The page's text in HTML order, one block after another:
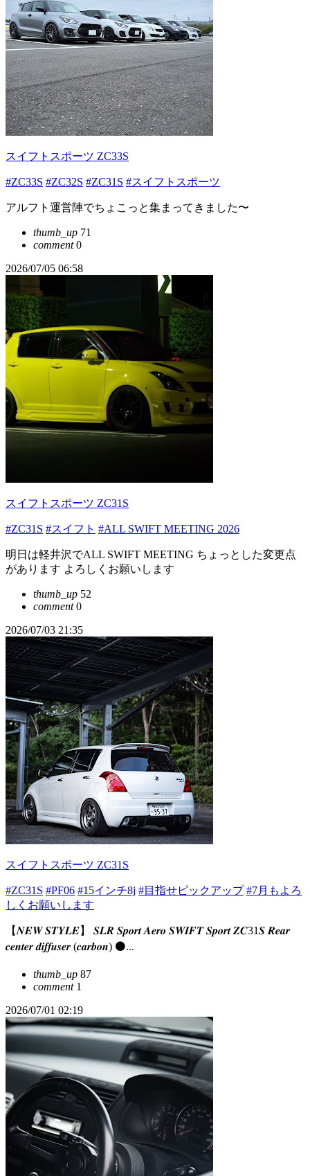
スイフトスポーツ ZC33S
#ZC33S #ZC32S #ZC31S #スイフトスポーツ
アルフト運営陣でちょこっと集まってきました〜
thumb_up 71
comment0
2026/07/05 06:58
スイフトスポーツ ZC31S
#ZC31S #スイフト #ALL SWIFT MEETING 2026
明日は軽井沢でALL SWIFT MEETING ちょっとした変更点
があります よろしくお願いします
thumb_up 52
comment0
2026/07/03 21:35
スイフトスポーツ ZC31S
#ZC31S #PF06 #15インチ8j #目指せピックアップ #7月もよろ
しくお願いします
【𝑵𝑬𝑾 𝑺𝑻𝒀𝑳𝑬】 𝑺𝑳𝑹 𝑺𝒑𝒐𝒓𝒕 𝑨𝒆𝒓𝒐 𝑺𝑾𝑰𝑭𝑻 𝑺𝒑𝒐𝒓𝒕 𝒁𝑪31𝑺 𝑹𝒆𝒂𝒓
𝒄𝒆𝒏𝒕𝒆𝒓 𝒅𝒊𝒇𝒇𝒖𝒔𝒆𝒓 (𝒄𝒂𝒓𝒃𝒐𝒏) ⚫️...
thumb_up 87
comment1
2026/07/01 02:19